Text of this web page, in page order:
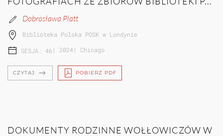
Dobrosława Platt
Biblioteka Polska POSK w Londynie
SESJA: 46 | 2024| Chicago
CZYTAJ POBIERZ PDF
DOKUMENTY RODZINNE WOŁŁOWICZÓW W